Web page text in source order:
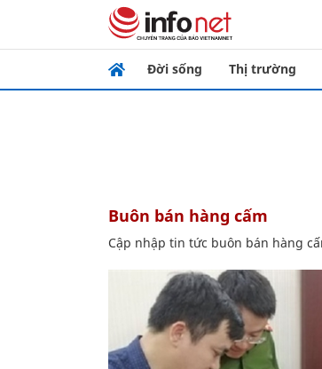
Đời sống Thị trường
buôn bán hàng cấm
Cập nhập tin tức buôn bán hàng